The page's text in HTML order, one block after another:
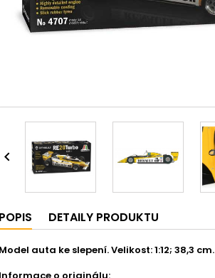

POPIS DETAILY PRODUKTU
Model auta ke slepení. Velikost: 1:12; 38,3 cm.